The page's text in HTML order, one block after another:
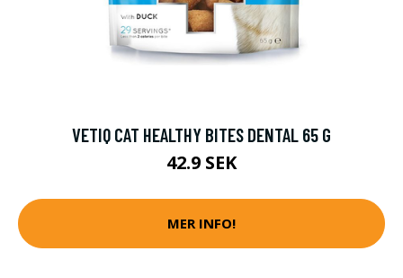
VETIQ CAT HEALTHY BITES DENTAL 65 G
42.9 SEK
MER INFO!